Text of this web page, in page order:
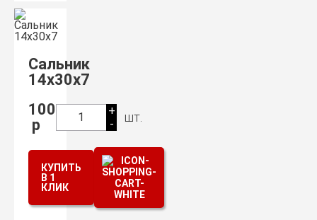
Сальник
14х30х7
100
р
1
+
-
шт.
КУПИТЬ
В 1
КЛИК